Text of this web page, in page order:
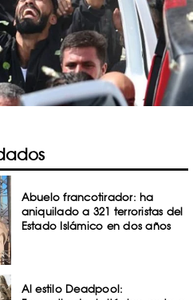
Abuelo francotirador: ha
aniquilado a 321 terroristas del
Estado Islámico en dos años
Al estilo Deadpool: